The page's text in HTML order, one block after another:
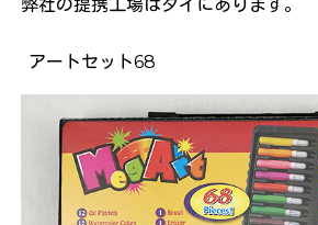
弊社の提携工場はタイにあります。
アートセット68